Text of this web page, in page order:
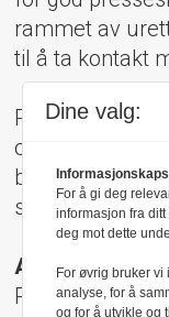
rammet av
til å ta kontakt
Pressens
oppnevnt av
behandler
spørsmål.
Adresse:
Rådhusgt 17,
Dine valg:
For å gi deg
informasjon fra
deg mot dette
For øvrig bruker
analyse, for å
og for å utvikle og